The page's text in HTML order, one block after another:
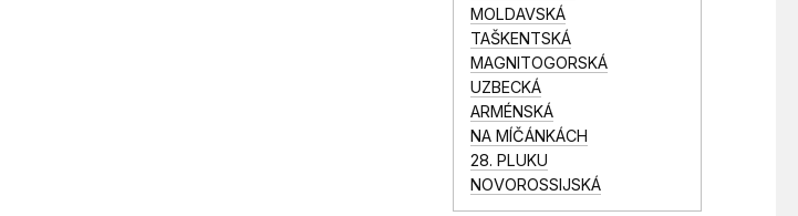
MOLDAVSKÁ
TAŠKENTSKÁ
MAGNITOGORSKÁ
UZBECKÁ
ARMÉNSKÁ
NA MÍČÁNKÁCH
28. PLUKU
NOVOROSSIJSKÁ